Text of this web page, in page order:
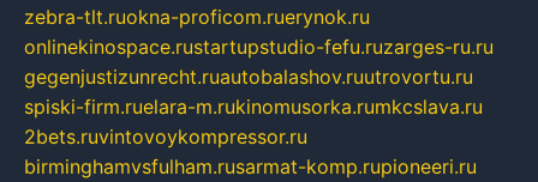
zebra-tlt.ruokna-proficom.ruerynok.ru
onlinekinospace.rustartupstudio-fefu.ruzarges-ru.ru
gegenjustizunrecht.ruautobalashov.ruutrovortu.ru
spiski-firm.ruelara-m.rukinomusorka.rumkcslava.ru
2bets.ruvintovoykompressor.ru
birminghamvsfulham.rusarmat-komp.rupioneeri.ru